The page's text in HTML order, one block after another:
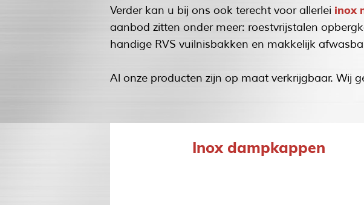
Verder kan u bij ons ook terecht voor allerlei inox
aanbod zitten onder meer: roestvrijstalen
handige RVS vuilnisbakken en makkelijk
Al onze producten zijn op maat verkrijgbaar. Wij
Inox dampkappen